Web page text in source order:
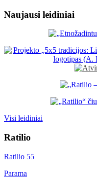
Naujausi leidiniai
Visi leidiniai
Ratilio
Ratilio 55
Parama